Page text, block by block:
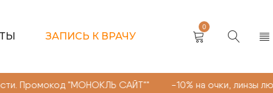
ЗАПИСЬ К ВРАЧУ
0
САЙТ"" -10% на очки, линзы